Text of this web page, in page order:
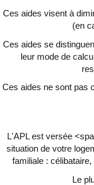
Ces aides visent à
(en
Ces aides se
leur mode de
Ces aides ne sont pas
L'APL est versée
situation de votre
familiale :
Le